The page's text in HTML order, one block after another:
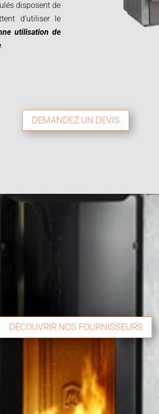
disposent de
d’utiliser le
utilisation de
.
DEMANDEZ UN DEVIS
DÉCOUVRIR NOS FOURNISSEURS